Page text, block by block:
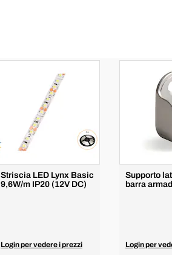
Striscia LED Lynx Basic
9,6W/m IP20 (12V DC)
Login per vedere i prezzi
Supporto
barra
Login per